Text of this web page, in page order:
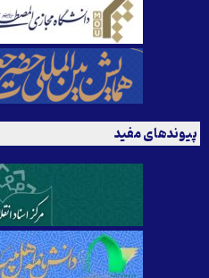
پیوندهای مفید